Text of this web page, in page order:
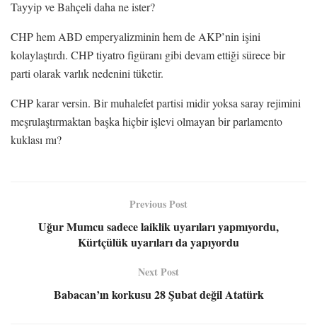
Tayyip ve Bahçeli daha ne ister?
CHP hem ABD emperyalizminin hem de AKP’nin işini
kolaylaştırdı. CHP tiyatro figüranı gibi devam ettiği sürece bir
parti olarak varlık nedenini tüketir.
CHP karar versin. Bir muhalefet partisi midir yoksa saray rejimini
meşrulaştırmaktan başka hiçbir işlevi olmayan bir parlamento
kuklası mı?
Previous Post
Uğur Mumcu sadece laiklik uyarıları yapmıyordu,
Kürtçülük uyarıları da yapıyordu
Next Post
Babacan’ın korkusu 28 Şubat değil Atatürk